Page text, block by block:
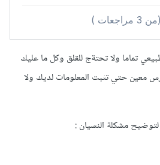
تماما ولا تحتةج للقلق وكل ما عليك
معين حتي تثبت المعلومات لديك ولا
لتوضيح مشكلة النسيان